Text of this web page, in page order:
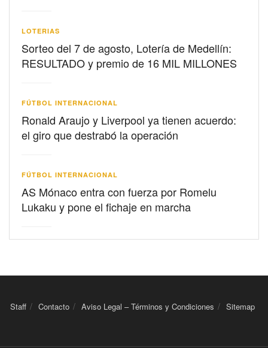
LOTERIAS
Sorteo del 7 de agosto, Lotería de Medellín:
RESULTADO y premio de 16 MIL MILLONES
FÚTBOL INTERNACIONAL
Ronald Araujo y Liverpool ya tienen acuerdo:
el giro que destrabó la operación
FÚTBOL INTERNACIONAL
AS Mónaco entra con fuerza por Romelu
Lukaku y pone el fichaje en marcha
Staff Contacto Aviso Legal – Términos y Condiciones Sitemap